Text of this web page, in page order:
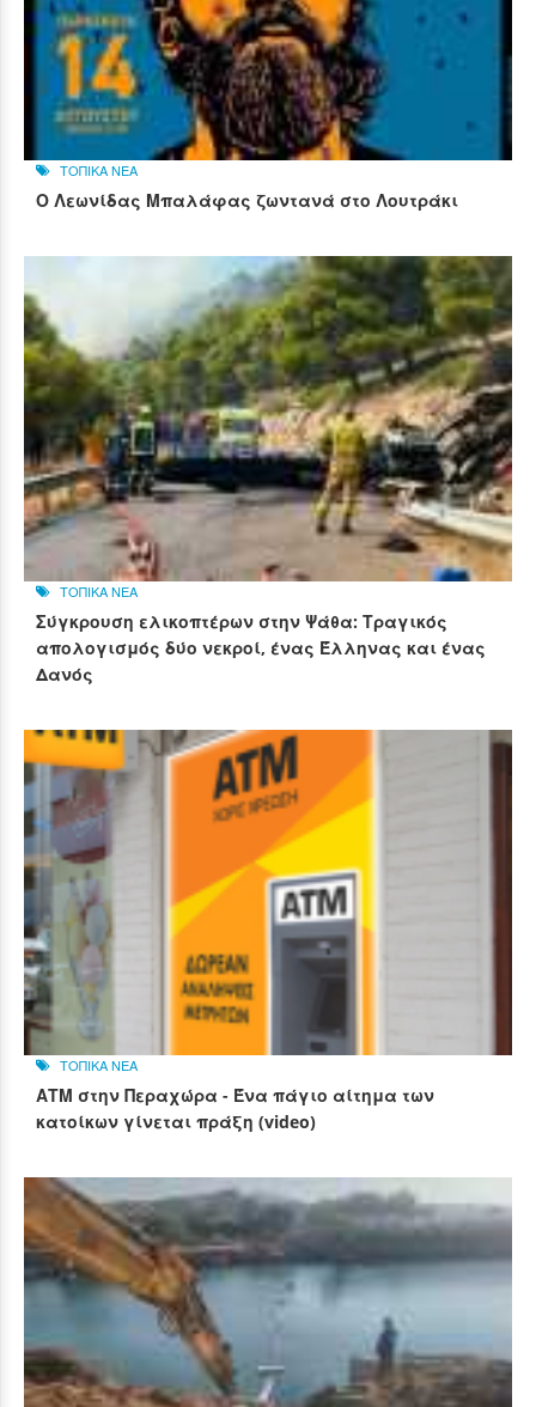
ΤΟΠΙΚΑ ΝΕΑ
Ο Λεωνίδας Μπαλάφας ζωντανά στο Λουτράκι
ΤΟΠΙΚΑ ΝΕΑ
Σύγκρουση ελικοπτέρων στην Ψάθα: Τραγικός
απολογισμός δύο νεκροί, ένας Έλληνας και ένας
Δανός
ΤΟΠΙΚΑ ΝΕΑ
ΑΤΜ στην Περαχώρα - Ένα πάγιο αίτημα των
κατοίκων γίνεται πράξη (video)